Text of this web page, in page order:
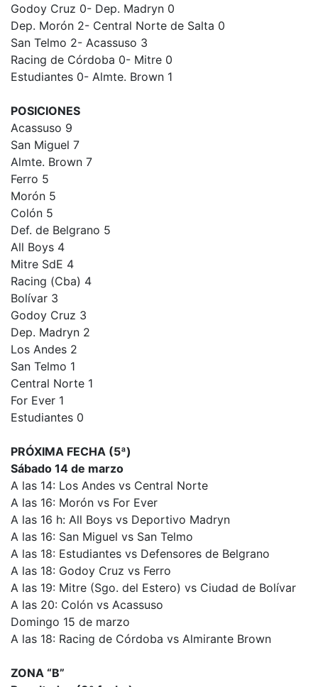
Godoy Cruz 0- Dep. Madryn 0
Dep. Morón 2- Central Norte de Salta 0
San Telmo 2- Acassuso 3
Racing de Córdoba 0- Mitre 0
Estudiantes 0- Almte. Brown 1
POSICIONES
Acassuso 9
San Miguel 7
Almte. Brown 7
Ferro 5
Morón 5
Colón 5
Def. de Belgrano 5
All Boys 4
Mitre SdE 4
Racing (Cba) 4
Bolívar 3
Godoy Cruz 3
Dep. Madryn 2
Los Andes 2
San Telmo 1
Central Norte 1
For Ever 1
Estudiantes 0
PRÓXIMA FECHA (5ª)
Sábado 14 de marzo
A las 14: Los Andes vs Central Norte
A las 16: Morón vs For Ever
A las 16 h: All Boys vs Deportivo Madryn
A las 16: San Miguel vs San Telmo
A las 18: Estudiantes vs Defensores de Belgrano
A las 18: Godoy Cruz vs Ferro
A las 19: Mitre (Sgo. del Estero) vs Ciudad de Bolívar
A las 20: Colón vs Acassuso
Domingo 15 de marzo
A las 18: Racing de Córdoba vs Almirante Brown
ZONA “B”